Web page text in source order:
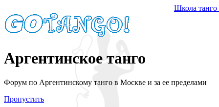
Школа танго
Аргентинское танго
Форум по Аргентинскому танго в Москве и за ее пределами
Пропустить